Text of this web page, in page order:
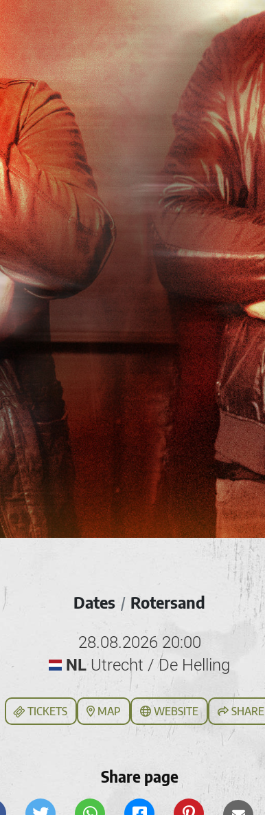
Dates / Rotersand
28.08.2026 20:00
NLUtrecht / De Helling
TICKETS MAP WEBSITE SHARE
Share page